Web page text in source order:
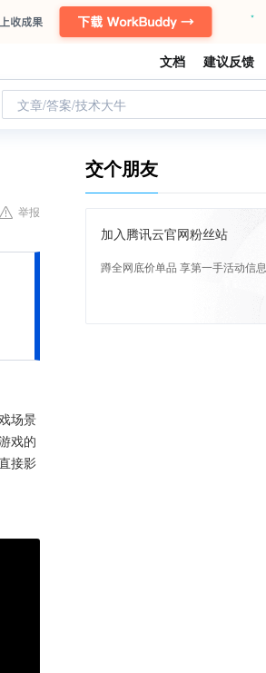
文档 建议反馈
文章/答案/技术大牛
举报
场景
戏的
接影
交个朋友
加入腾讯云官网粉丝站
蹲全网底价单品 享第一手活动信息